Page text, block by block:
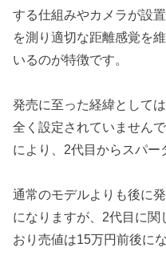
する仕組みやカメラが設
を測り適切な距離感覚を
いるのが特徴です。
発売に至った経緯として
全く設定されていません
により、2代目からスパー
通常のモデルよりも後に
になりますが、2代目に関
おり売値は15万円前後に